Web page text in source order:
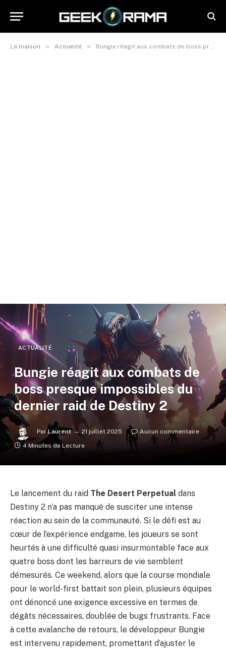
La maison » Actualité » Bungie réagit aux combats de boss presque impossibles du dernier raid de Destiny 2
ACTUALITÉ
Bungie réagit aux combats de
boss presque impossibles du
dernier raid de Destiny 2
Par Laurent 21 juillet 2025
Aucun commentaire
4 Minutes de Lecture
Le lancement du raid The Desert Perpetual dans
Destiny 2 n’a pas manqué de susciter une intense
réaction au sein de la communauté. Si le défi est au
cœur de l’expérience endgame, les joueurs se sont
heurtés à une difficulté quasi insurmontable face aux
quatre boss dont les barreurs de vie semblent
démesurés. Ce weekend, alors que la course mondiale
pour le world-first battait son plein, plusieurs équipes
ont dénoncé une exigence excessive en termes de
dégâts nécessaires, doublée de bugs frustrants. Face
à cette avalanche de retours, le développeur Bungie
est intervenu rapidement, promettant d’ajuster le